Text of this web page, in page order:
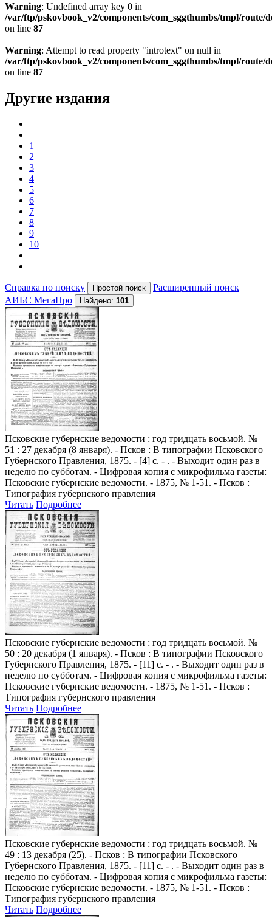
Warning: Undefined array key 0 in
/var/ftp/pskovbook_v2/components/com_sggthumbs/tmpl/route/
on line 87
Warning: Attempt to read property "introtext" on null in
/var/ftp/pskovbook_v2/components/com_sggthumbs/tmpl/route/
on line 87
Другие издания
1
2
3
4
5
6
7
8
9
10
Справка по поиску
Расширенный поиск
АИБС МегаПро
Найдено: 101
Псковские губернские ведомости : год тридцать восьмой. №
51 : 27 декабря (8 января). - Псков : В типографии Псковского
Губернского Правления, 1875. - [4] с. - . - Выходит один раз в
неделю по субботам. - Цифровая копия с микрофильма газеты:
Псковские губернские ведомости. - 1875, № 1-51. - Псков :
Типография губернского правления
Читать Подробнее
Псковские губернские ведомости : год тридцать восьмой. №
50 : 20 декабря (1 января). - Псков : В типографии Псковского
Губернского Правления, 1875. - [11] с. - . - Выходит один раз в
неделю по субботам. - Цифровая копия с микрофильма газеты:
Псковские губернские ведомости. - 1875, № 1-51. - Псков :
Типография губернского правления
Читать Подробнее
Псковские губернские ведомости : год тридцать восьмой. №
49 : 13 декабря (25). - Псков : В типографии Псковского
Губернского Правления, 1875. - [11] с. - . - Выходит один раз в
неделю по субботам. - Цифровая копия с микрофильма газеты:
Псковские губернские ведомости. - 1875, № 1-51. - Псков :
Типография губернского правления
Читать Подробнее